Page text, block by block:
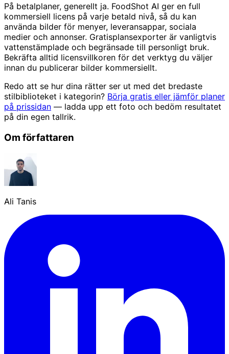
På betalplaner, generellt ja. FoodShot AI ger en full
kommersiell licens på varje betald nivå, så du kan
använda bilder för menyer, leveransappar, sociala
medier och annonser. Gratisplansexporter är vanligtvis
vattenstämplade och begränsade till personligt bruk.
Bekräfta alltid licensvillkoren för det verktyg du väljer
innan du publicerar bilder kommersiellt.
Redo att se hur dina rätter ser ut med det bredaste
stilbiblioteket i kategorin? Börja gratis eller jämför planer
på prissidan — ladda upp ett foto och bedöm resultatet
på din egen tallrik.
Om författaren
Ali Tanis